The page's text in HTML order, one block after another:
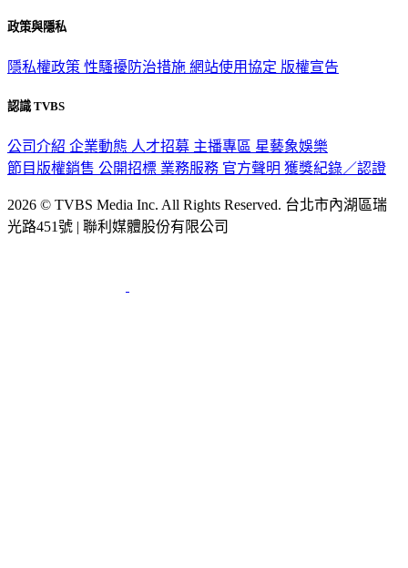
政策與隱私
隱私權政策 性騷擾防治措施 網站使用協定 版權宣告
認識 TVBS
公司介紹 企業動態 人才招募 主播專區 星藝象娛樂
節目版權銷售 公開招標 業務服務 官方聲明 獲獎紀錄／認證
2026 © TVBS Media Inc. All Rights Reserved. 台北市內湖區瑞
光路451號 | 聯利媒體股份有限公司